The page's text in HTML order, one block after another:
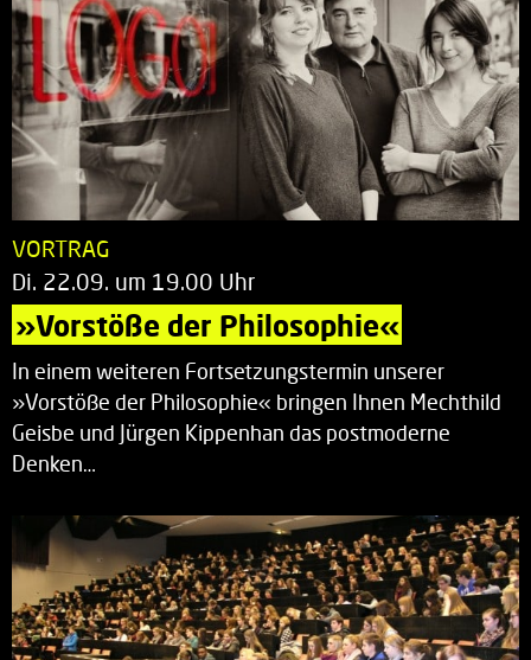
VORTRAG
Di. 22.09. um 19.00 Uhr
»Vorstöße der Philosophie«
In einem weiteren Fortsetzungstermin unserer
»Vorstöße der Philosophie« bringen Ihnen Mechthild
Geisbe und Jürgen Kippenhan das postmoderne
Denken…